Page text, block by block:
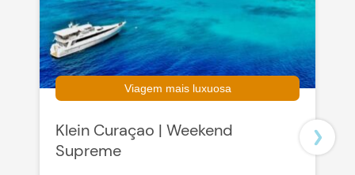
Viagem mais luxuosa
Klein Curaçao | Weekend
Supreme